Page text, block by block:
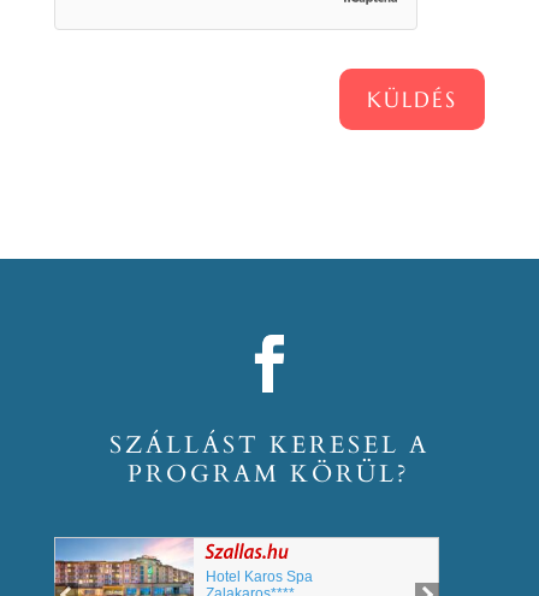
KÜLDÉS
SZÁLLÁST KERESEL A
PROGRAM KÖRÜL?